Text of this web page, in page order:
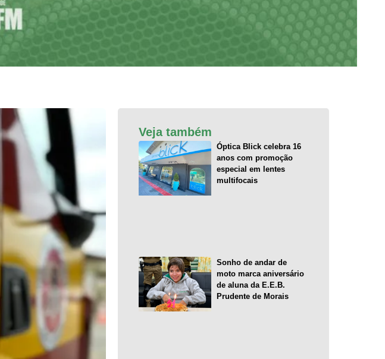
Veja também
Óptica Blick celebra 16
anos com promoção
especial em lentes
multifocais
Sonho de andar de
moto marca aniversário
de aluna da E.E.B.
Prudente de Morais